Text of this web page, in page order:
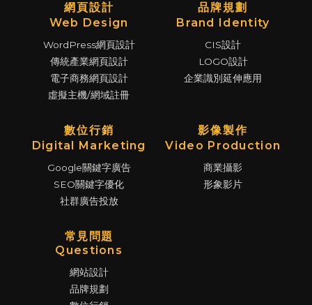
網頁設計
Web Design
WordPress網頁設計
傳統產業網頁設計
電子商務網頁設計
虛擬主機/網域註冊
品牌規劃
Brand Identity
CIS設計
LOGO設計
企業識別延伸應用
數位行銷
Digital Marketing
Google關鍵字廣告
SEO關鍵字優化
社群廣告投放
影像製作
Video Production
商業攝影
形象影片
常見問題
Questions
網站設計
品牌規劃